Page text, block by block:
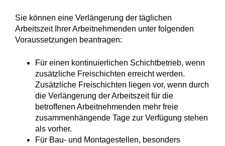
Sie können eine Verlängerung der täglichen
Arbeitszeit Ihrer Arbeitnehmenden unter folgenden
Voraussetzungen beantragen:
Für einen kontinuierlichen Schichtbetrieb, wenn
zusätzliche Freischichten erreicht werden.
Zusätzliche Freischichten liegen vor, wenn durch
die Verlängerung der Arbeitszeit für die
betroffenen Arbeitnehmenden mehr freie
zusammenhängende Tage zur Verfügung stehen
als vorher.
Für Bau- und Montagestellen, besonders